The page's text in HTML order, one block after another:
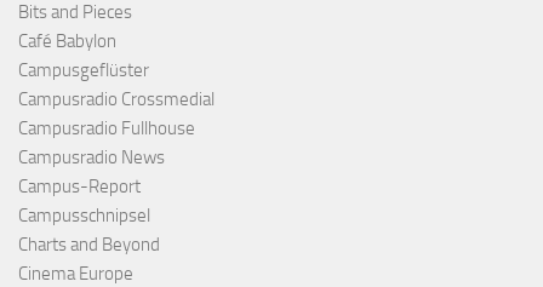
Bits and Pieces
Café Babylon
Campusgeflüster
Campusradio Crossmedial
Campusradio Fullhouse
Campusradio News
Campus-Report
Campusschnipsel
Charts and Beyond
Cinema Europe